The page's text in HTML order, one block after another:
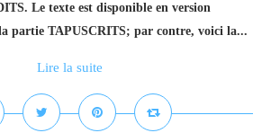
Le texte est disponible en version
partie TAPUSCRITS; par contre, voici la...
Lire la suite